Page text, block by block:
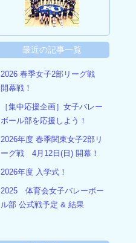
最近の記事一覧
2026 春季女子2部リーグ戦
開幕戦！
［集中応援企画］女子バレー
ボール部を応援しよう！
2026年度 春季関東女子2部リ
ーグ戦 4月12日(日) 開幕！
2026年度 入学式！
2025 体育会女子バレーボー
ル部 公式戦予定 & 結果